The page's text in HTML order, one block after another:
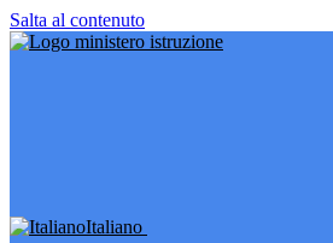
Salta al contenuto
Italiano